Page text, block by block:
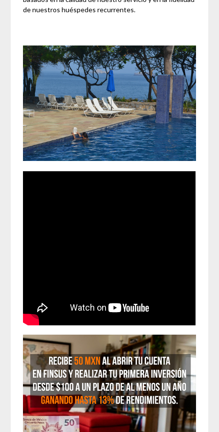
de nuestros huéspedes recurrentes.